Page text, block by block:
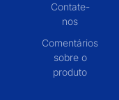
Contate-
nos
Comentários
sobre o
produto